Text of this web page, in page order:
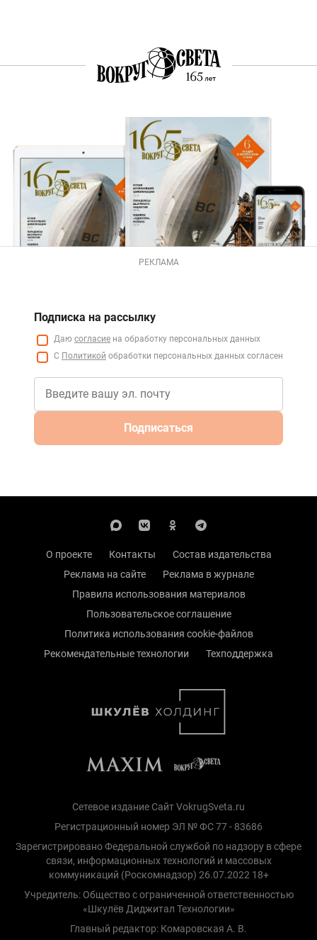
РЕКЛАМА
Подписка на рассылку
Даю согласие на обработку персональных данных
С Политикой обработки персональных данных согласен
Подписаться
О проекте Контакты
Состав издательства
Реклама на сайте
Реклама в журнале
Правила использования материалов
Пользовательское соглашение
Политика использования cookie-файлов
Рекомендательные технологии
Техподдержка
Сетевое издание Сайт VokrugSveta.ru
Регистрационный номер ЭЛ № ФС 77 - 83686
Зарегистрировано Федеральной службой по надзору в сфере
связи, информационных технологий и массовых
коммуникаций (Роскомнадзор) 26.07.2022 18+
Учредитель: Общество с ограниченной ответственностью
«Шкулёв Диджитал Технологии»
Главный редактор: Комаровская А. В.